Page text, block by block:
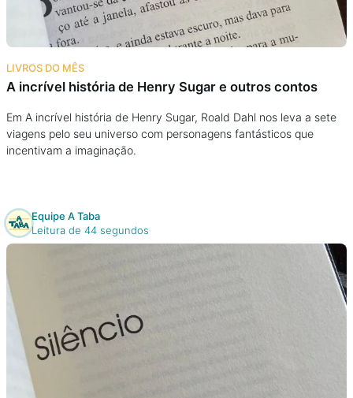
Assine
Taba na Escola
LIVROS DO MÊS
A incrível história de Henry Sugar e outros contos
Em A incrível história de Henry Sugar, Roald Dahl nos leva a sete
viagens pelo seu universo com personagens fantásticos que
incentivam a imaginação.
Equipe A Taba
Leitura de 44 segundos